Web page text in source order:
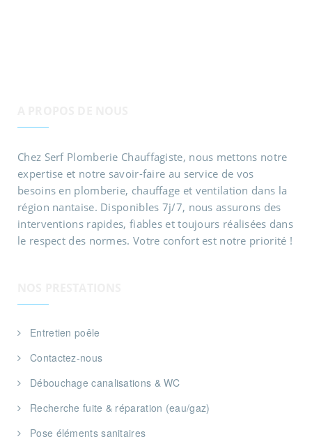
Chez Serf Plomberie Chauffagiste, nous mettons notre
expertise et notre savoir-faire au service de vos
besoins en plomberie, chauffage et ventilation dans la
région nantaise. Disponibles 7j/7, nous assurons des
interventions rapides, fiables et toujours réalisées dans
le respect des normes. Votre confort est notre priorité !
Entretien poêle
Contactez-nous
Débouchage canalisations & WC
Recherche fuite & réparation (eau/gaz)
Pose éléments sanitaires